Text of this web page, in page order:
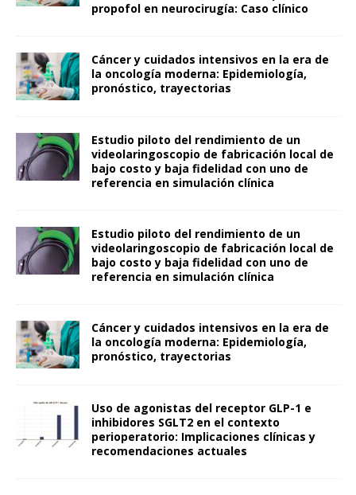
propofol en neurocirugía: Caso clínico
Cáncer y cuidados intensivos en la era de
la oncología moderna: Epidemiología,
pronóstico, trayectorias
Estudio piloto del rendimiento de un
videolaringoscopio de fabricación local de
bajo costo y baja fidelidad con uno de
referencia en simulación clínica
Estudio piloto del rendimiento de un
videolaringoscopio de fabricación local de
bajo costo y baja fidelidad con uno de
referencia en simulación clínica
Cáncer y cuidados intensivos en la era de
la oncología moderna: Epidemiología,
pronóstico, trayectorias
Uso de agonistas del receptor GLP-1 e
inhibidores SGLT2 en el contexto
perioperatorio: Implicaciones clínicas y
recomendaciones actuales